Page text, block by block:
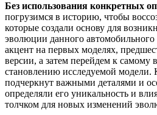
Без использования конкретных
погрузимся в историю, чтобы
которые создали основу для
эволюции данного автомобильного
акцент на первых моделях,
версии, а затем перейдем к самому
становлению исследуемой модели.
подчеркнут важными деталями и
определяли его уникальность и
толчком для новых изменений